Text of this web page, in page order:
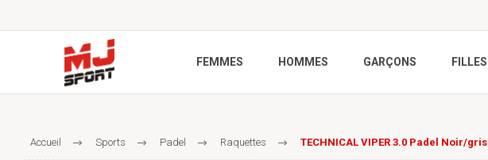
FEMMES HOMMES GARÇONS FILLES
Accueil Sports Padel Raquettes TECHNICAL VIPER 3.0 Padel Noir/gris